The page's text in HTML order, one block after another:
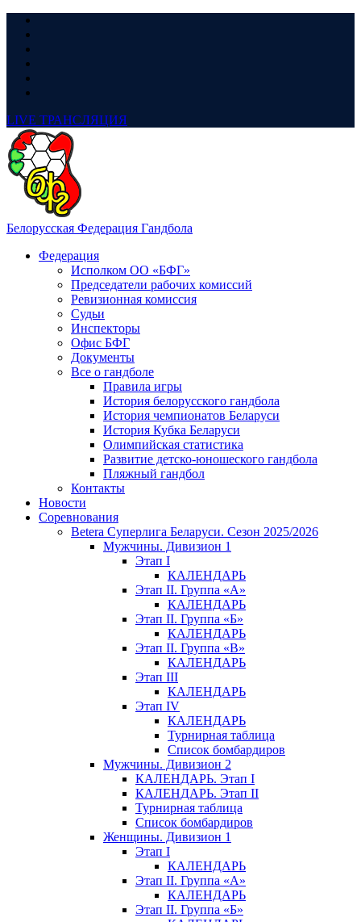
LIVE ТРАНСЛЯЦИЯ
Белорусская Федерация Гандбола
Федерация
Исполком ОО «БФГ»
Председатели рабочих комиссий
Ревизионная комиссия
Судьи
Инспекторы
Офис БФГ
Документы
Все о гандболе
Правила игры
История белорусского гандбола
История чемпионатов Беларуси
История Кубка Беларуси
Олимпийская статистика
Развитие детско-юношеского гандбола
Пляжный гандбол
Контакты
Новости
Соревнования
Betera Суперлига Беларуси. Сезон 2025/2026
Мужчины. Дивизион 1
Этап I
КАЛЕНДАРЬ
Этап II. Группа «А»
КАЛЕНДАРЬ
Этап II. Группа «Б»
КАЛЕНДАРЬ
Этап II. Группа «В»
КАЛЕНДАРЬ
Этап III
КАЛЕНДАРЬ
Этап IV
КАЛЕНДАРЬ
Турнирная таблица
Список бомбардиров
Мужчины. Дивизион 2
КАЛЕНДАРЬ. Этап I
КАЛЕНДАРЬ. Этап II
Турнирная таблица
Список бомбардиров
Женщины. Дивизион 1
Этап I
КАЛЕНДАРЬ
Этап II. Группа «А»
КАЛЕНДАРЬ
Этап II. Группа «Б»